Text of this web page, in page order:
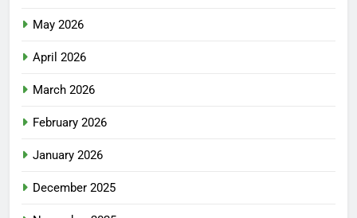
May 2026
April 2026
March 2026
February 2026
January 2026
December 2025